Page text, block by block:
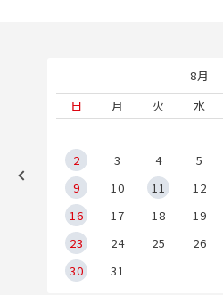
8月
日
月 火 水
2
3 4 5
9
10 11 12
16
17 18 19
23
24 25 26
30
31